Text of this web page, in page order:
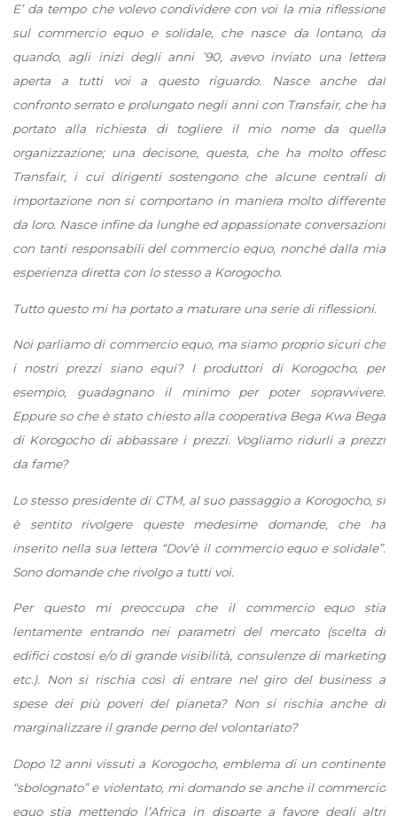
E’ da tempo che volevo condividere con voi la mia riflessione
sul commercio equo e solidale, che nasce da lontano, da
quando, agli inizi degli anni ’90, avevo inviato una lettera
aperta a tutti voi a questo riguardo. Nasce anche dal
confronto serrato e prolungato negli anni con Transfair, che ha
portato alla richiesta di togliere il mio nome da quella
organizzazione; una decisone, questa, che ha molto offeso
Transfair, i cui dirigenti sostengono che alcune centrali di
importazione non si comportano in maniera molto differente
da loro. Nasce infine da lunghe ed appassionate conversazioni
con tanti responsabili del commercio equo, nonché dalla mia
esperienza diretta con lo stesso a Korogocho.
Tutto questo mi ha portato a maturare una serie di riflessioni.
Noi parliamo di commercio equo, ma siamo proprio sicuri che
i nostri prezzi siano equi? I produttori di Korogocho, per
esempio, guadagnano il minimo per poter sopravvivere.
Eppure so che è stato chiesto alla cooperativa Bega Kwa Bega
di Korogocho di abbassare i prezzi. Vogliamo ridurli a prezzi
da fame?
Lo stesso presidente di CTM, al suo passaggio a Korogocho, si
è sentito rivolgere queste medesime domande, che ha
inserito nella sua lettera “Dov’è il commercio equo e solidale”.
Sono domande che rivolgo a tutti voi.
Per questo mi preoccupa che il commercio equo stia
lentamente entrando nei parametri del mercato (scelta di
edifici costosi e/o di grande visibilità, consulenze di marketing
etc.). Non si rischia così di entrare nel giro del business a
spese dei più poveri del pianeta? Non si rischia anche di
marginalizzare il grande perno del volontariato?
Dopo 12 anni vissuti a Korogocho, emblema di un continente
“sbolognato” e violentato, mi domando se anche il commercio
equo stia mettendo l’Africa in disparte a favore degli altri